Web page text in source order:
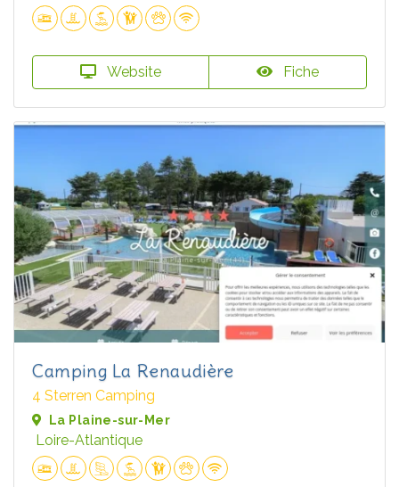
Website Fiche
Camping La Renaudière
4 Sterren Camping
La Plaine-sur-Mer
Loire-Atlantique